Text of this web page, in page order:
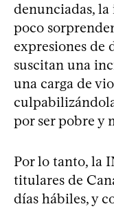
denunciadas,
poco
expresiones de
suscitan una
una carga de
por ser pobre y
Por lo tanto, la
titulares de
días hábiles, y